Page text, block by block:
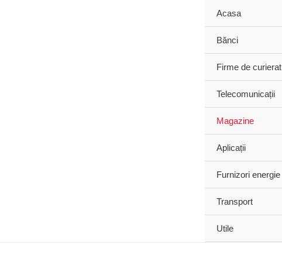
Acasa
Bănci
Firme de curierat
Telecomunicații
Magazine
Aplicații
Furnizori energie
Transport
Utile